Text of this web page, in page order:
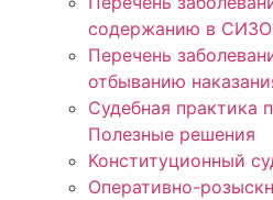
содержанию в СИЗО
Перечень
отбыванию
Судебная практика
Полезные решения
Конституционный
Оперативно-